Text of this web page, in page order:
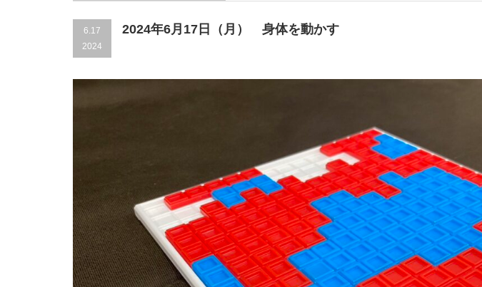
6.17
2024
2024年6月17日（月） 身体を動かす